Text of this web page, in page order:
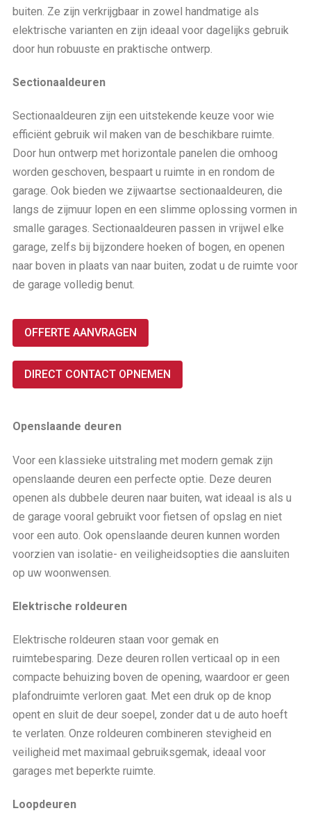
buiten. Ze zijn verkrijgbaar in zowel handmatige als
elektrische varianten en zijn ideaal voor dagelijks gebruik
door hun robuuste en praktische ontwerp.
Sectionaaldeuren
Sectionaaldeuren zijn een uitstekende keuze voor wie
efficiënt gebruik wil maken van de beschikbare ruimte.
Door hun ontwerp met horizontale panelen die omhoog
worden geschoven, bespaart u ruimte in en rondom de
garage. Ook bieden we zijwaartse sectionaaldeuren, die
langs de zijmuur lopen en een slimme oplossing vormen in
smalle garages. Sectionaaldeuren passen in vrijwel elke
garage, zelfs bij bijzondere hoeken of bogen, en openen
naar boven in plaats van naar buiten, zodat u de ruimte voor
de garage volledig benut.
OFFERTE AANVRAGEN
DIRECT CONTACT OPNEMEN
Openslaande deuren
Voor een klassieke uitstraling met modern gemak zijn
openslaande deuren een perfecte optie. Deze deuren
openen als dubbele deuren naar buiten, wat ideaal is als u
de garage vooral gebruikt voor fietsen of opslag en niet
voor een auto. Ook openslaande deuren kunnen worden
voorzien van isolatie- en veiligheidsopties die aansluiten
op uw woonwensen.
Elektrische roldeuren
Elektrische roldeuren staan voor gemak en
ruimtebesparing. Deze deuren rollen verticaal op in een
compacte behuizing boven de opening, waardoor er geen
plafondruimte verloren gaat. Met een druk op de knop
opent en sluit de deur soepel, zonder dat u de auto hoeft
te verlaten. Onze roldeuren combineren stevigheid en
veiligheid met maximaal gebruiksgemak, ideaal voor
garages met beperkte ruimte.
Loopdeuren